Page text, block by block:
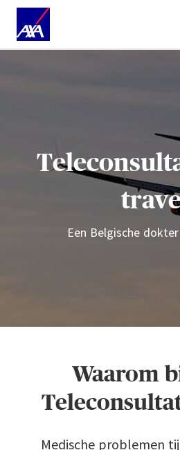
Een Belgische
Waarom
Medische problemen